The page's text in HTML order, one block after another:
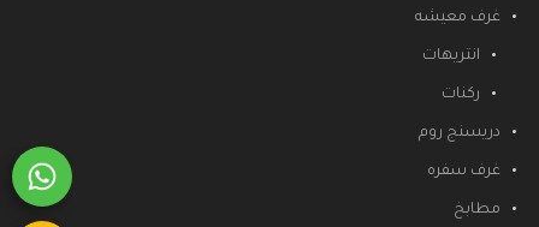
غرف معيشه
انتريهات
ركنات
دريسنج روم
غرف سفره
مطابخ